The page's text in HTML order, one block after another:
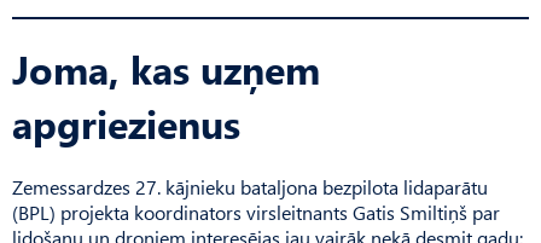
Joma, kas uzņem
apgriezienus
Zemessardzes 27. kājnieku bataljona bezpilota lidaparātu
(BPL) projekta koordinators virsleitnants Gatis Smiltiņš par